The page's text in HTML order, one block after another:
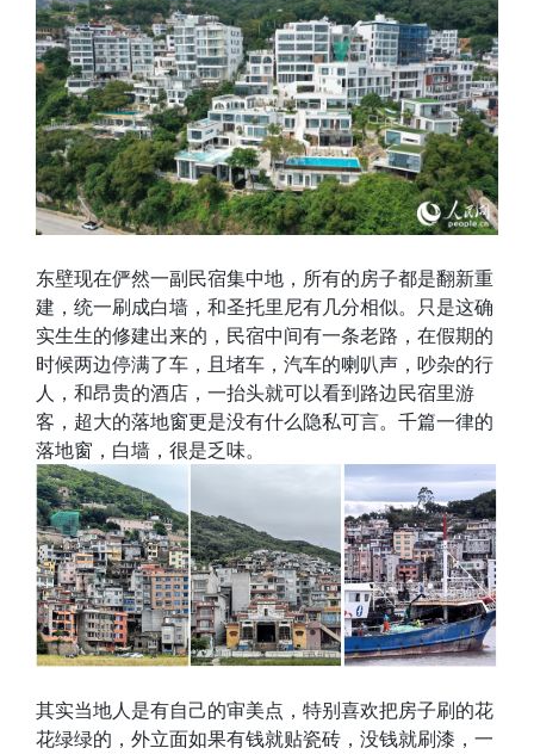
东壁现在俨然一副民宿集中地，所有的房子都是翻新重
建，统一刷成白墙，和圣托里尼有几分相似。只是这确
实生生的修建出来的，民宿中间有一条老路，在假期的
时候两边停满了车，且堵车，汽车的喇叭声，吵杂的行
人，和昂贵的酒店，一抬头就可以看到路边民宿里游
客，超大的落地窗更是没有什么隐私可言。千篇一律的
落地窗，白墙，很是乏味。
其实当地人是有自己的审美点，特别喜欢把房子刷的花
花绿绿的，外立面如果有钱就贴瓷砖，没钱就刷漆，一